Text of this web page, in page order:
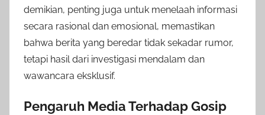
demikian, penting juga untuk menelaah informasi
secara rasional dan emosional, memastikan
bahwa berita yang beredar tidak sekadar rumor,
tetapi hasil dari investigasi mendalam dan
wawancara eksklusif.
Pengaruh Media Terhadap Gosip